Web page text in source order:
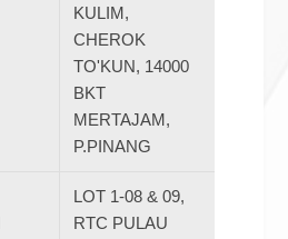
KULIM,
CHEROK
TO'KUN, 14000
BKT
MERTAJAM,
P.PINANG
LOT 1-08 & 09,
RTC PULAU